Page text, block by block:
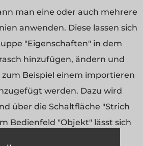
man eine oder auch mehrere
anwenden. Diese lassen sich
"Eigenschaften" in dem
hinzufügen, ändern und
Beispiel einem importieren
werden. Dazu wird
über die Schaltfläche "Strich
Bedienfeld "Objekt" lässt sich
eine oder auch mehrere